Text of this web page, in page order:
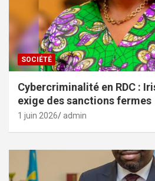
SOCIÉTÉ
Cybercriminalité en RDC :
exige des sanctions fermes
1 juin 2026 admin